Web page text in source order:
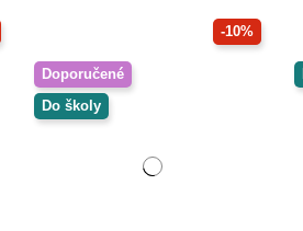
-10%
Doporučené
Do školy